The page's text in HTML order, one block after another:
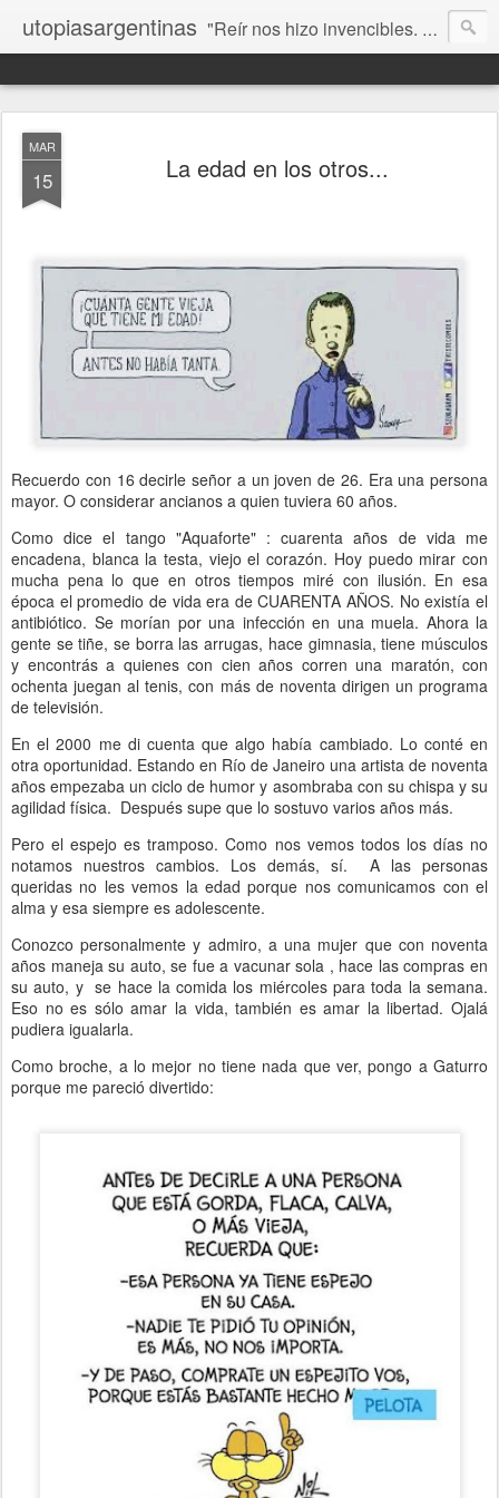
utopiasargentinas "Reír nos hizo invencibles. No como los que siempre ganan, sino como aquellos que no se rinden”. Frida Kahlo
MAR
15 La edad en los otros...
Recuerdo con 16 decirle señor a un joven de 26. Era una persona
mayor. O considerar ancianos a quien tuviera 60 años.
Como dice el tango "Aquaforte" : cuarenta años de vida me
encadena, blanca la testa, viejo el corazón. Hoy puedo mirar con
mucha pena lo que en otros tiempos miré con ilusión. En esa
época el promedio de vida era de CUARENTA AÑOS. No existía el
antibiótico. Se morían por una infección en una muela. Ahora la
gente se tiñe, se borra las arrugas, hace gimnasia, tiene músculos
y encontrás a quienes con cien años corren una maratón, con
ochenta juegan al tenis, con más de noventa dirigen un programa
de televisión.
En el 2000 me di cuenta que algo había cambiado. Lo conté en
otra oportunidad. Estando en Río de Janeiro una artista de noventa
años empezaba un ciclo de humor y asombraba con su chispa y su
agilidad física. Después supe que lo sostuvo varios años más.
Pero el espejo es tramposo. Como nos vemos todos los días no
notamos nuestros cambios. Los demás, sí. A las personas
queridas no les vemos la edad porque nos comunicamos con el
alma y esa siempre es adolescente.
Conozco personalmente y admiro, a una mujer que con noventa
años maneja su auto, se fue a vacunar sola , hace las compras en
su auto, y se hace la comida los miércoles para toda la semana.
Eso no es sólo amar la vida, también es amar la libertad. Ojalá
pudiera igualarla.
Como broche, a lo mejor no tiene nada que ver, pongo a Gaturro
porque me pareció divertido: